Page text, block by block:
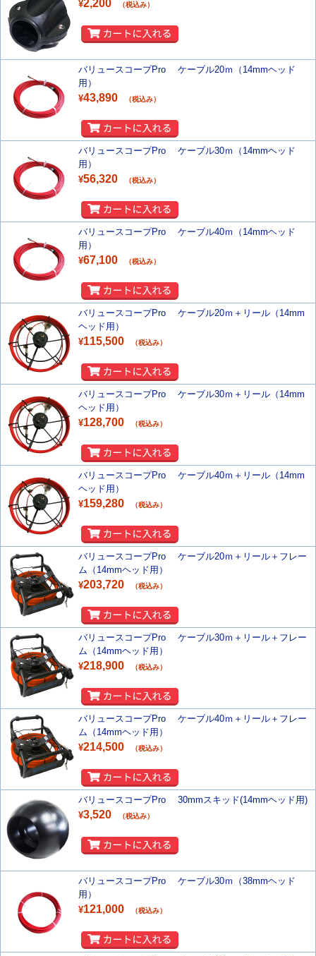
¥2,200 （税込み）
バリュースコープPro ケーブル20ｍ（14mmヘッド
用）
¥43,890 （税込み）
バリュースコープPro ケーブル30ｍ（14mmヘッド
用）
¥56,320 （税込み）
バリュースコープPro ケーブル40ｍ（14mmヘッド
用）
¥67,100 （税込み）
バリュースコープPro ケーブル20ｍ＋リール（14mm
ヘッド用）
¥115,500 （税込み）
バリュースコープPro ケーブル30ｍ＋リール（14mm
ヘッド用）
¥128,700 （税込み）
バリュースコープPro ケーブル40ｍ＋リール（14mm
ヘッド用）
¥159,280 （税込み）
バリュースコープPro ケーブル20ｍ＋リール＋フレー
ム（14mmヘッド用）
¥203,720 （税込み）
バリュースコープPro ケーブル30ｍ＋リール＋フレー
ム（14mmヘッド用）
¥218,900 （税込み）
バリュースコープPro ケーブル40ｍ＋リール＋フレー
ム（14mmヘッド用）
¥214,500 （税込み）
バリュースコープPro 30mmスキッド(14mmヘッド用)
¥3,520 （税込み）
バリュースコープPro ケーブル30ｍ（38mmヘッド
用）
¥121,000 （税込み）